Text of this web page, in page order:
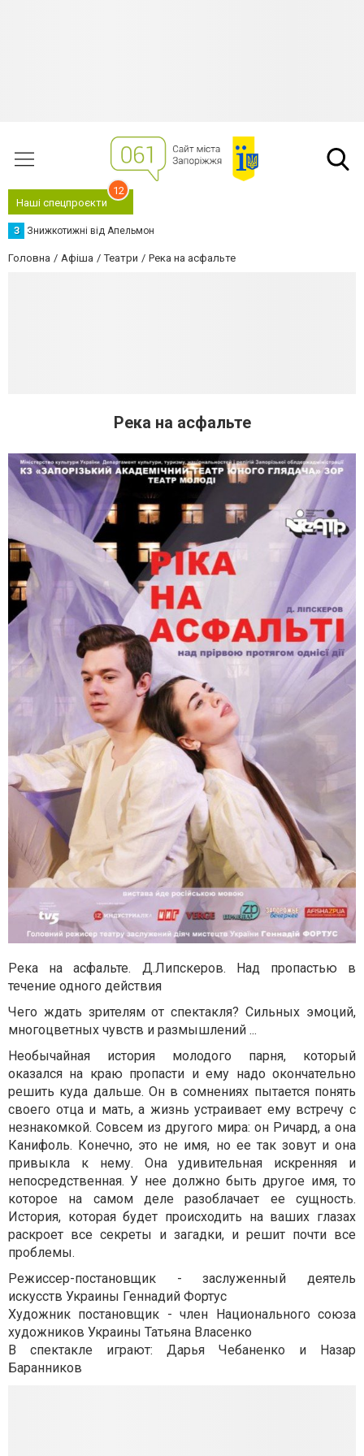
Наші спецпроєкти
12
З Знижкотижні від Апельмон
Головна Афіша Театри Река на асфальте
Река на асфальте
Река на асфальте. Д.Липскеров. Над пропастью в
течение одного действия
Чего ждать зрителям от спектакля? Сильных эмоций,
многоцветных чувств и размышлений ...
Необычайная история молодого парня, который
оказался на краю пропасти и ему надо окончательно
решить куда дальше. Он в сомнениях пытается понять
своего отца и мать, а жизнь устраивает ему встречу с
незнакомкой. Совсем из другого мира: он Ричард, а она
Канифоль. Конечно, это не имя, но ее так зовут и она
привыкла к нему. Она удивительная искренняя и
непосредственная. У нее должно быть другое имя, то
которое на самом деле разоблачает ее сущность.
История, которая будет происходить на ваших глазах
раскроет все секреты и загадки, и решит почти все
проблемы.
Режиссер-постановщик - заслуженный деятель
искусств Украины Геннадий Фортус
Художник постановщик - член Национального союза
художников Украины Татьяна Власенко
В спектакле играют: Дарья Чебаненко и Назар
Баранников